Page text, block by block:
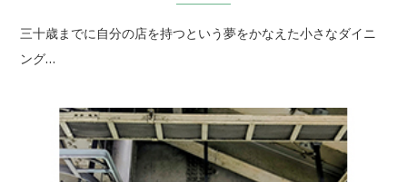
三十歳までに自分の店を持つという夢をかなえた小さなダイニ
ング…